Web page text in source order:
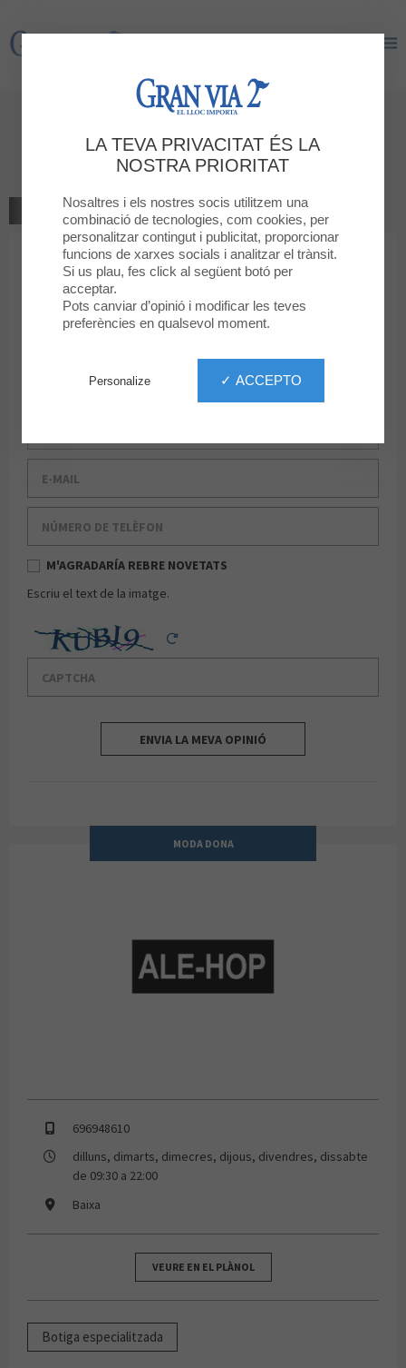
Gran Via 2
Dóna la teva opinió
ALE-HOP
TORNAR A LA BOTIGA
La teva classificació 5
4
3
2
Missatge
M'AGRADARÍA REBRE NOVETATS
Escriu el text de la imatge.
Captcha
ENVIA LA MEVA OPINIÓ
MODA DONA
696948610
dilluns, dimarts, dimecres, dijous, divendres, dissabte
de 09:30 a 22:00
Baixa
VEURE EN EL PLÀNOL
Botiga especialitzada
LA TEVA PRIVACITAT ÉS LA
NOSTRA PRIORITAT
Nosaltres i els nostres socis utilitzem una
combinació de tecnologies, com cookies, per
personalitzar contingut i publicitat, proporcionar
funcions de xarxes socials i analitzar el trànsit.
Si us plau, fes click al següent botó per
acceptar.
Pots canviar d’opinió i modificar les teves
preferències en qualsevol moment.
✓ ACCEPTO
Personalize